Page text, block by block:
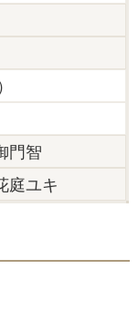
門智
庭ユキ